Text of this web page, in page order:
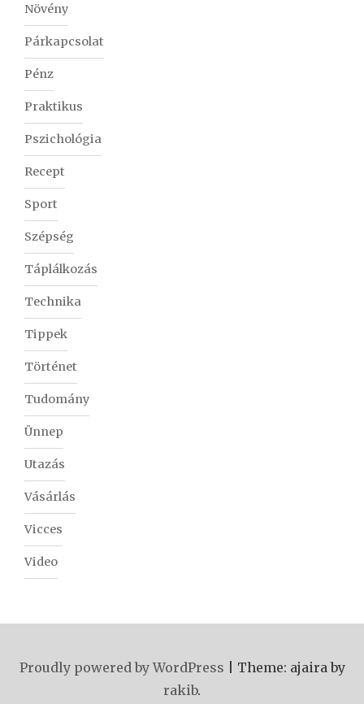
Növény
Párkapcsolat
Pénz
Praktikus
Pszichológia
Recept
Sport
Szépség
Táplálkozás
Technika
Tippek
Történet
Tudomány
Ünnep
Utazás
Vásárlás
Vicces
Video
Proudly powered by WordPress
Theme: ajaira by
rakib.